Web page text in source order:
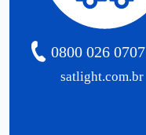
satlight.com.br
0800 026 0707